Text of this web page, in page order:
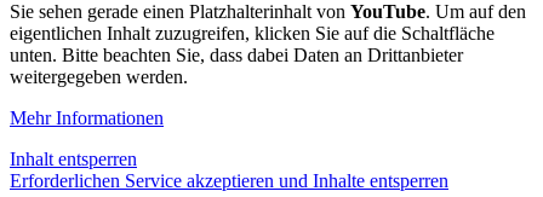
Sie sehen gerade einen Platzhalterinhalt von YouTube. Um auf den
eigentlichen Inhalt zuzugreifen, klicken Sie auf die Schaltfläche
unten. Bitte beachten Sie, dass dabei Daten an Drittanbieter
weitergegeben werden.
Mehr Informationen
Inhalt entsperren
Erforderlichen Service akzeptieren und Inhalte entsperren